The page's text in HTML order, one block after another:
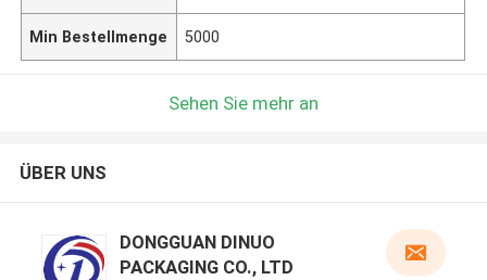
Min Bestellmenge 5000
Sehen Sie mehr an
ÜBER UNS
DONGGUAN DINUO
PACKAGING CO., LTD